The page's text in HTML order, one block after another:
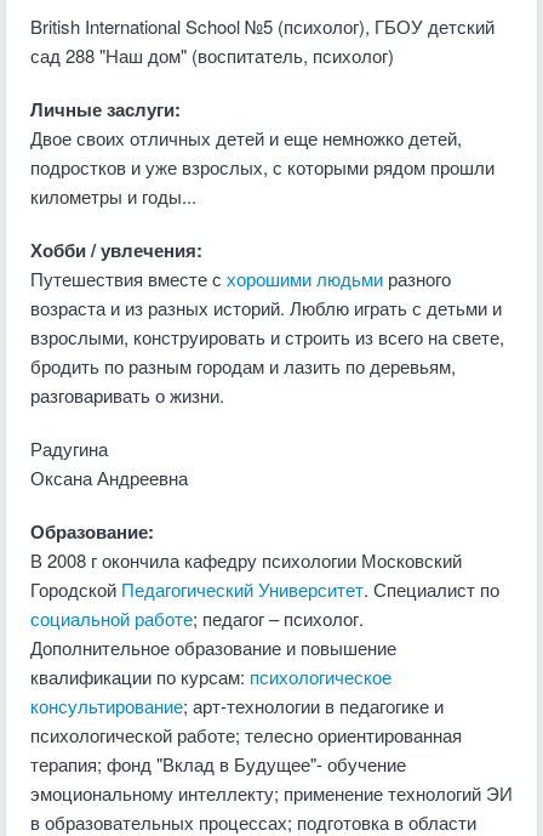
British International School №5 (психолог), ГБОУ детский
сад 288 "Наш дом" (воспитатель, психолог)
Личные заслуги:
Двое своих отличных детей и еще немножко детей,
подростков и уже взрослых, с которыми рядом прошли
километры и годы...
Хобби / увлечения:
Путешествия вместе с хорошими людьми разного
возраста и из разных историй. Люблю играть с детьми и
взрослыми, конструировать и строить из всего на свете,
бродить по разным городам и лазить по деревьям,
разговаривать о жизни.
Радугина
Оксана Андреевна
Образование:
В 2008 г окончила кафедру психологии Московский
Городской Педагогический Университет. Специалист по
социальной работе; педагог – психолог.
Дополнительное образование и повышение
квалификации по курсам: психологическое
консультирование; арт-технологии в педагогике и
психологической работе; телесно ориентированная
терапия; фонд "Вклад в Будущее"- обучение
эмоциональному интеллекту; применение технологий ЭИ
в образовательных процессах; подготовка в области